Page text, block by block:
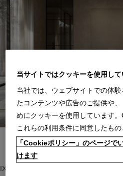
IXC（イクスシー）は、”Emotional
当サイトではクッキーを使用し
当社では、ウェブサイトでの体
たコンテンツや広告のご提供や
めにクッキーを使用しています
これらの利用条件に同意したもの
「Cookieポリシー」のページで
けます